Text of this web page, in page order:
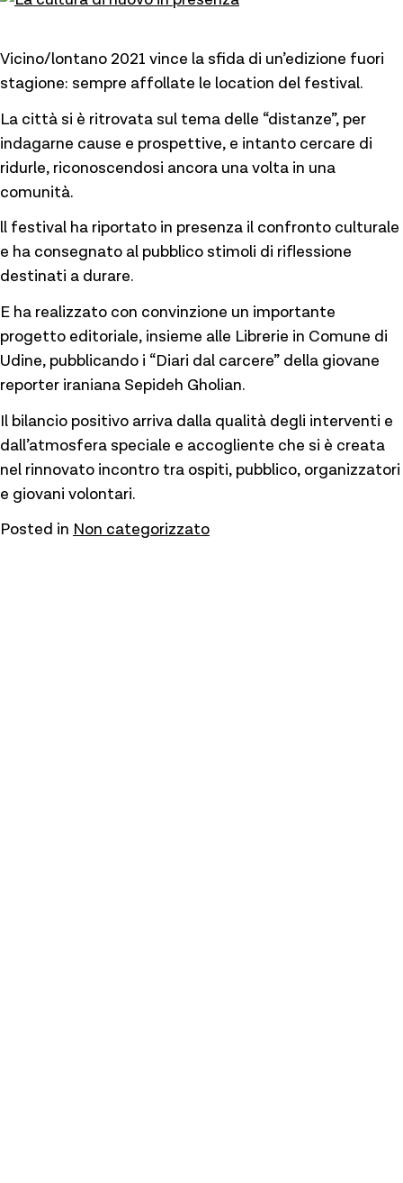
Vicino/lontano 2021 vince la sfida di un’edizione fuori
stagione: sempre affollate le location del festival.
La città si è ritrovata sul tema delle “distanze”, per
indagarne cause e prospettive, e intanto cercare di
ridurle, riconoscendosi ancora una volta in una
comunità.
ll festival ha riportato in presenza il confronto culturale
e ha consegnato al pubblico stimoli di riflessione
destinati a durare.
E ha realizzato con convinzione un importante
progetto editoriale, insieme alle Librerie in Comune di
Udine, pubblicando i “Diari dal carcere” della giovane
reporter iraniana Sepideh Gholian.
Il bilancio positivo arriva dalla qualità degli interventi e
dall’atmosfera speciale e accogliente che si è creata
nel rinnovato incontro tra ospiti, pubblico, organizzatori
e giovani volontari.
Posted in Non categorizzato